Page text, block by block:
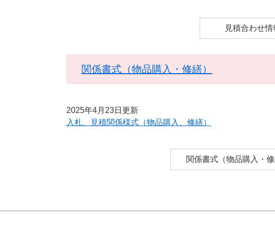
見積合わせ
関係書式（物品購入・修繕）
2025年4月23日更新
入札、見積関係様式（物品購入、修繕）
関係書式（物品購入・